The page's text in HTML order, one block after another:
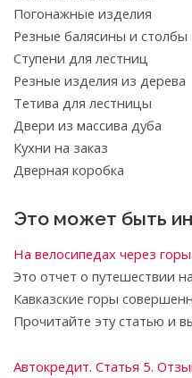
Погонажные изделия
Резные балясины и столбы
Ступени для лестниц
Резные изделия из дерева
Тетива для лестницы
Двери из массива дуба
Кухни на заказ
Дверная коробка
Это может быть
На велосипедах через горы
Это отчет о путешествии
Кавказские горы
Прочитайте эту статью и
Автокредит. Статья 5.